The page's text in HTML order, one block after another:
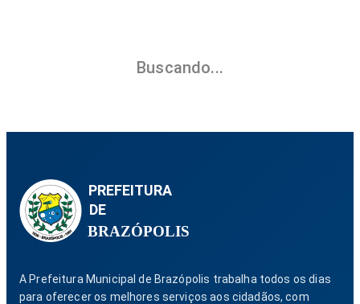
Buscando...
PREFEITURA
DE
BRAZÓPOLIS
A Prefeitura Municipal de Brazópolis trabalha todos os dias
para oferecer os melhores serviços aos cidadãos, com